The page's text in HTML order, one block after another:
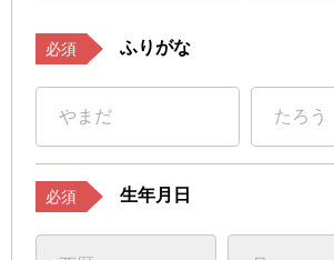
必須 ふりがな
必須 生年月日